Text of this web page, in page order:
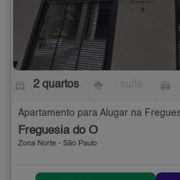
2 quartos
Freguesia do Ó
Zona Norte - São Paulo